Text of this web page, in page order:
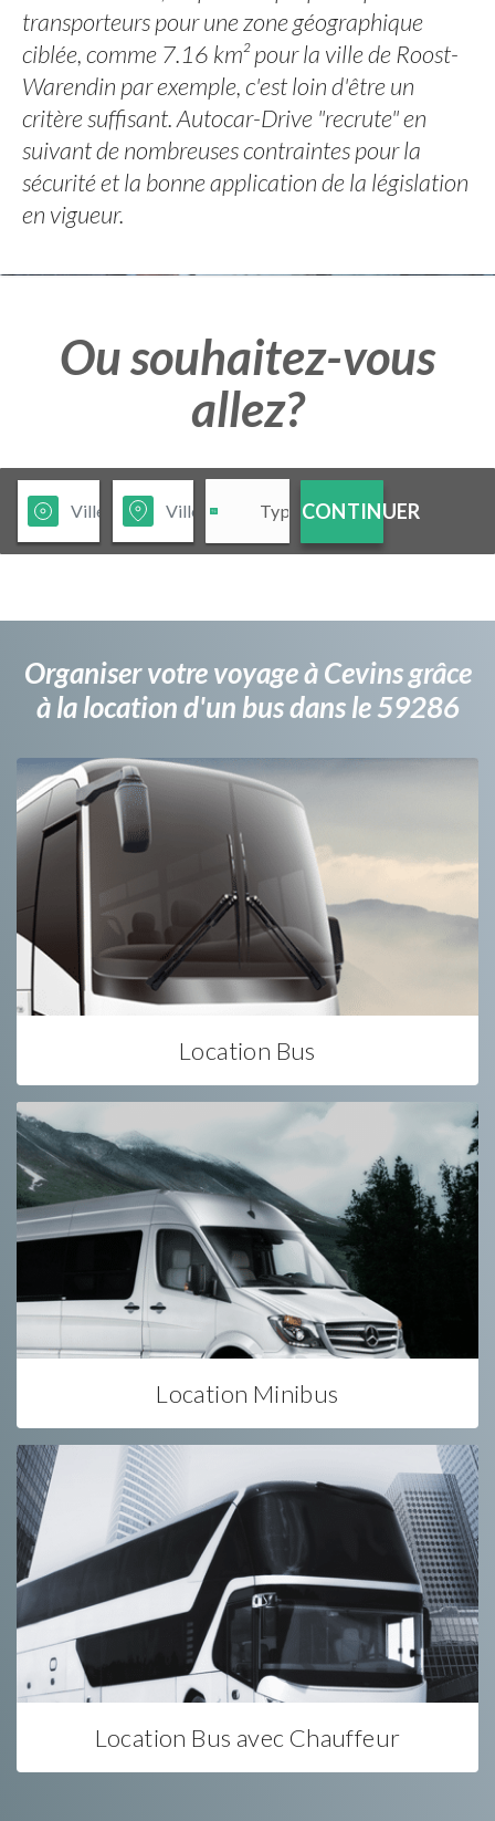
transporteurs pour une zone géographique
ciblée, comme 7.16 km² pour la ville de Roost-
Warendin par exemple, c'est loin d'être un
critère suffisant. Autocar-Drive "recrute" en
suivant de nombreuses contraintes pour la
sécurité et la bonne application de la législation
en vigueur.
Ou souhaitez-vous
allez?
CONTINUER
Organiser votre voyage à Cevins grâce
à la location d'un bus dans le 59286
Location Bus
Location Minibus
Location Bus avec Chauffeur